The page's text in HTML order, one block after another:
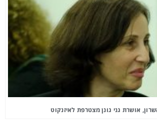
אושרת גני גונן מצטרפת לאיזנקוט